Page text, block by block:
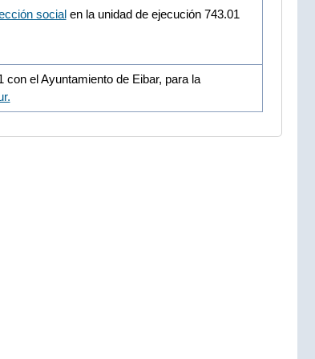
socialen la unidad de ejecución 743.01
el Ayuntamiento de Eibar, para la